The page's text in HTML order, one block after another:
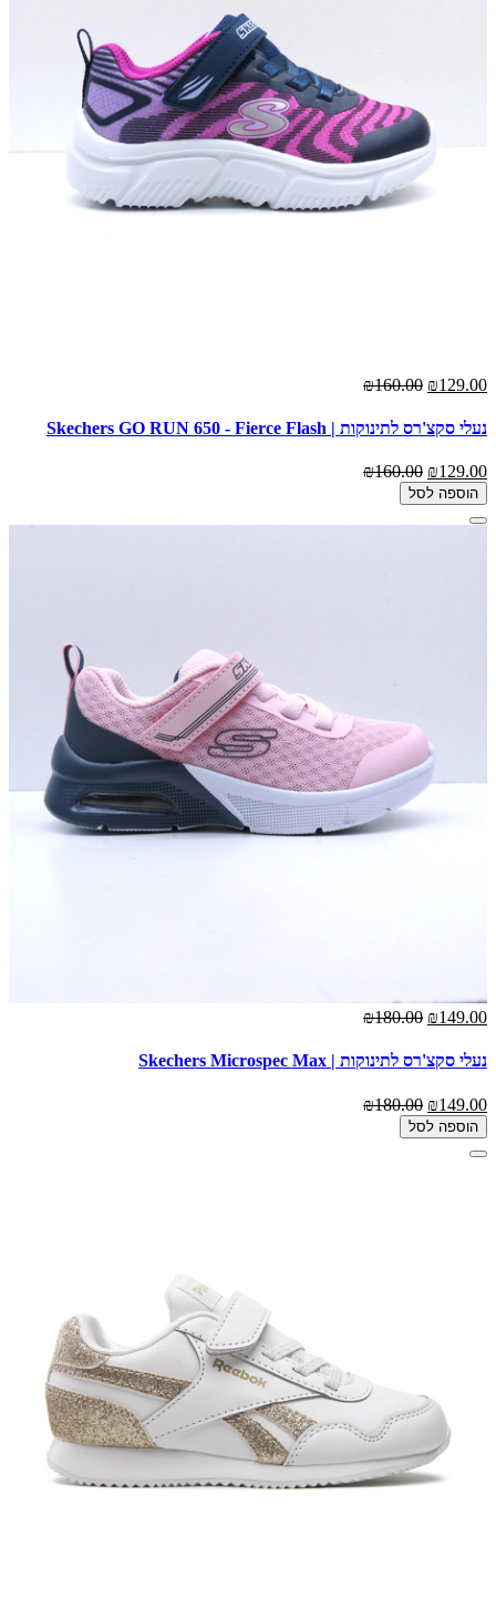
₪129.00
₪160.00
נעלי סקצ'רס לתינוקות | Skechers GO RUN 650 - Fierce Flash
₪129.00
₪160.00
הוספה לסל
₪149.00
₪180.00
נעלי סקצ'רס לתינוקות | Skechers Microspec Max
₪149.00
₪180.00
הוספה לסל